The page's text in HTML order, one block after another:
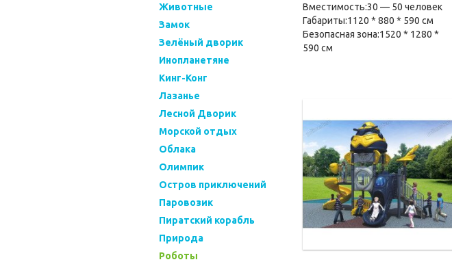
Животные
Замок
Зелёный дворик
Инопланетяне
Кинг-Конг
Лазанье
Лесной Дворик
Морской отдых
Облака
Олимпик
Остров приключений
Паровозик
Пиратский корабль
Природа
Роботы
Вместимость:30 — 50 человек
Габариты:1120 * 880 * 590 см
Безопасная зона:1520 * 1280 *
590 см